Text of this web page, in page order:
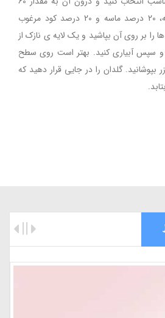
درصد خاک معمولی باغچه، 20 درصد ماسه و 20 درصد کود مرغوب
را بر روی آن بپاشید و یک لایه ی نازک از
سپس آبیاری کنید. بهتر است روی سطح
بپوشانید. گلدان را در جایی قرار دهید که